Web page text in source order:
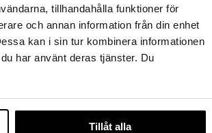
tillhandahålla funktioner för
och annan information från din enhet
kan i sin tur kombinera informationen
har använt deras tjänster. Du
Tillåt alla
Satake Paistinpannu
keraaminen pinnoite
SATAKE
alk. 33,90
Demeyere Apollo
Kastike-/sautépannu
ilman kantta
DEMEYERE
168,90